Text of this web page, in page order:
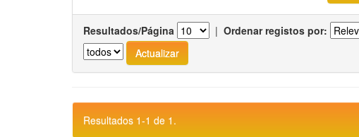
Resultados/Página | Ordenar registos por:
Resultados 1-1 de 1.